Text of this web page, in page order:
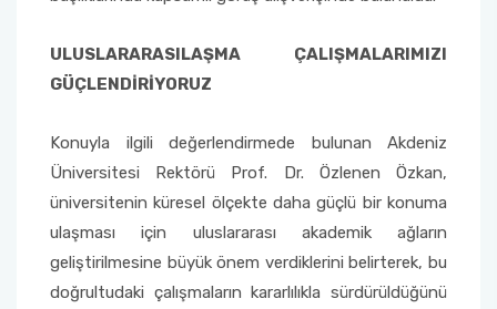
ULUSLARARASILAŞMA ÇALIŞMALARIMIZI
GÜÇLENDİRİYORUZ
Konuyla ilgili değerlendirmede bulunan Akdeniz
Üniversitesi Rektörü Prof. Dr. Özlenen Özkan,
üniversitenin küresel ölçekte daha güçlü bir konuma
ulaşması için uluslararası akademik ağların
geliştirilmesine büyük önem verdiklerini belirterek, bu
doğrultudaki çalışmaların kararlılıkla sürdürüldüğünü